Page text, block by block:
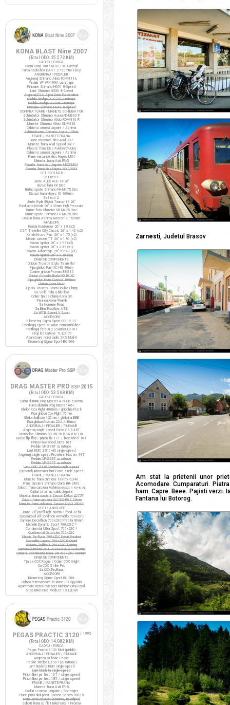
Zarnesti, Judetul Brasov
Am stat la prietenii unor
Acomodare. Cumparaturi.
ham. Capre. Beee. Pajisti
Fantana lui Botorog.
KONA BLAST Nine 2007
(Total ODO: 25.572 KM )
CADRU / FURCA
Cadru Kona 7005 MTB / XC Hardtail
Furca Rockshox DART 2 100mm/T.key
ANGRENAJ / PEDALIER
Angrenaj Shimano Alivio FC-M411-L
Pedale VP VP-199A cu ratrape
Pinioane Shimano HG51 8-Speed
Lant Shimano HG50 8-Speed
Angrenaj FSA Alpha Drive Powerdrive
Pedale Wellgo LU-C27G / ratrape
Pedale Wellgo LU-926 / ratrape
Pinioane Shimano HG40 8-Speed
SCHIMBATOARE / MANETE SCHIMBATOR
Schimbator Shimano Acera FD-M330 F
Schimbator Shimano Alivio RD-M410 R
Manete Shimano Alivio SL-M410
Cabluri si camasi Jagwire / Ashima
Schimbatoare Shimano Acera / Alivio
FRANE / MANETE FRANA
Frane mecanice disc Avid BB7
Manete frana Avid Speed Dial 7
Placute frana Disc Avid BB7/Juicy
Cabluri si camasi Jagwire / Ashima
Frane mecanice disc Hayes MX4
Manete frana Avid FR-5
Placute frana disc Jagwire MX2/MX4
Placute frana disc Hayes MX2/MX4
SET ROTI MTB
Set roti 1:
Jante ALEX ACE-18 26"
Butuc fata KK Disc
Butuc spate Shimano FH-M475 Disc
Discuri frana Hayes IS 160mm
Set roti 2:
Jante Ryde/Rigida Taurus-19 26"
Fond janta Kenda 26" x 20mm High Pressure
Butuc fata Shimano HB-M475 Disc
Butuc spate Shimano FH-M475 Disc
Discuri frana Ashima Airotor IS 160mm
ANVELOPE
Kenda Kontender 26" x 1.0 (x2)
CST Traveller City Classic 26" x 1.40 (x2)
Kenda Kross Plus 26" x 1.75 (x2)
Maxxis Larsen TT 26" x 1.90 (x2)
Maxxis Ignitor 26" x 1.95 (x2)
Maxxis Ignitor 26" x 2.35 (x1)
Maxxis Advantage 26" x 2.40 (x1)
Maxxis Ignitor 26" x 2.10 (x2)
DIVERSE COMPONENTE
Ghidon Truvativ Stylo Team Flat
Pipa ghidon Funn XC HS 90mm
Coarne ghidon Promax BE-315
Ghidon Amoeba Borla M310 XC
Pipa ghidon Kona Control 100mm
Ghidon Kona Riser
Tija sa Truvativ Team Double Clamp
Sa Selle Italia Q-bik Flow
Colier tija sa Clamp Kona QR
Tisa sa Kona Thumb
Sa Noname Road
Sa Bike Positive ATB
Sa WTB Speed V Sport
ACCESORII
Kilometraj Sigma Sport BC 12.12
Portbagaj spate M-Wave compatibil disc
Portbagaj fata XLC Lowrider LR-F01
Stop led Cateye TL-LD170
Aparatoare noroi cadru SKS Mud-X
Kilometraj Sigma Sport BC 906
DRAG MASTER PRO SSP 2015
(Total ODO: 53.568 KM )
CADRU / FURCA
Cadru aluminiu Drag Master A7+ DB 520mm
Furca aluminiu Drag Master A6+
Ghidon Cox Flight 400mm / ghidolina Fi'zi:k
Pipa ghidon Cox Flight 70mm
Ghidon bullhorn 420mm / ghidolina BBB
Pipa ghidon Promax 25.4 / 80mm
ANGRENAJ / PEDALIER / PINIOANE
Angrenaj single speed Force C5.5 48T
Monobloc Shimano BB UN-26 BSA 68/110
Butuc flip-flop / pinion fix 17T / freewheel 16T
Pinion Freewheel Dicta 16T
Pedale VP-398T cu ratrape
Lant KMC Z510-HX single-speed
Angrenaj single speed Prowheel Hipster 44T
Pedale VP-399T cu ratrape
Pedale VP-397T cu ratrape
Lant KMC Z410 Ventura single-speed
(optional) Intinzator lant Force single-speed
FRANE / MANETE FRANA
Manete frana cursiera Tektro RL340
Frane cursiera Shimano Claris BR-2400
Saboti frana cursiera AshimaARS72CR-M-HU-AL
Cabluri si camasi cablu Jagwire
Manete frana cursiera Saccon Dekor LD77P
Saboti frana cursiera XLC BS-R05 55mm
Manete frana ciclocros Saccon LRA329D4P
ROTI / ANVELOPE
Jante 28" profil inalt 50mm / fond Zefal
Specialized All Condition Armadillo 700x23C
Camere Decathlon 700x23C Presta 80mm
Michelin Dynamic Sport 700x23C *
Continental Ultra Sport 700x23C *
Continental Gatorskin 700x23C
Maxxis Re-Fuse 700x23C Nylon Breaker
Schwalbe Lugano 700x23C K-Guard
Vittoria Zaffiro III 700x23C Training
Camere cursiera CST 700x19-23C FV 60mm
Camere Continental Race 28 700x23C S60mm
DIVERSE COMPONENTE
Tija sa COX Rogue / Colier COX X-light
Sa COX Strike Pro
Sa COX ProRace
ACCESORII
Kilometraj Sigma Sport BC 906
Oglinda retrovizoare M-Wave 3D Spy Mini
Aparatoare noroi Polisport Michigan City/Road
Stop BikeForce Modest / 3 LED-uri
PEGAS PRACTIC 3120/ 1992
(Total ODO: 14.082 KM )
CADRU / FURCA
Pegas Practic 3120 Mixt (pliabila)
ANGRENAJ / PEDALIER / PINIOANE
Angrenaj si foaie Pegas
Pedale Wellgo LU-207 (cu ratrape)
Lant bicicleta KMC single-speed
Lant bicicleta single-speed
Pinion liber pe filet 16T / single speed
Pinion liber pe filet 18T / single speed
FRANE / MANETE FRANA
Manete frana Avid FR-5
Cabluri si camasi Jagwire / Bontrager
Frane janta dual pivot Saccon Sencro FN335
Frane janta cu pivot (noname, tip caliper)
Saboti frana cu filet BikeForce / Promax